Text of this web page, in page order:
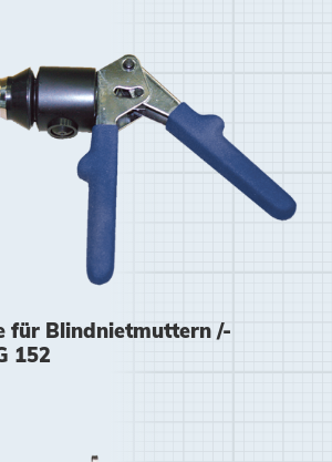
für Blindnietmuttern /-
152